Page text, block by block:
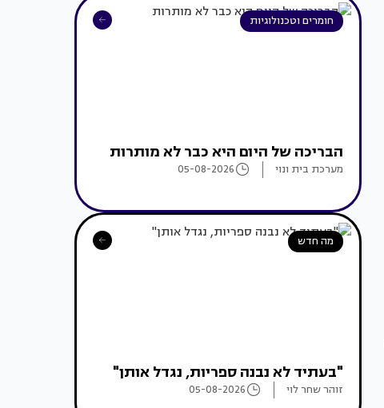
חומרים וטכנולוגיות
הבריכה של היום היא כבר לא מותרות
מערכת בית ונוי 05-08-2026
מה חדש
"בעתיד לא נבנה ספריות, נגדל אותן"
זוהר שחר לוי 05-08-2026